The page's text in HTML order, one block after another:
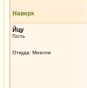
Наверх
Йцу
Гость
Откуда: Moscow